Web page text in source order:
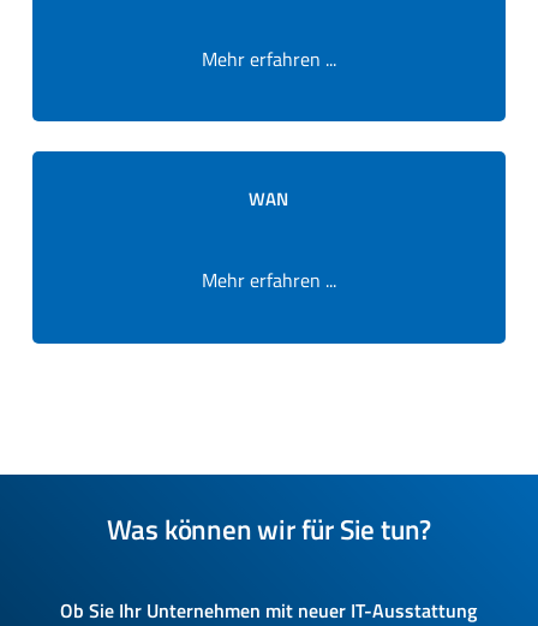
Mehr erfahren ...
WAN
Mehr erfahren ...
Was können wir für Sie tun?
Ob Sie Ihr Unternehmen mit neuer IT-Ausstattung